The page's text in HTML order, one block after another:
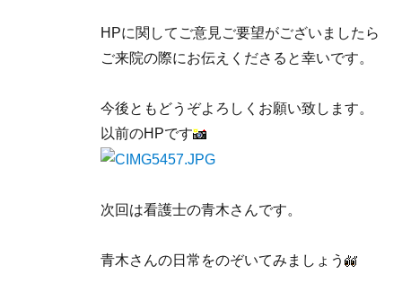
HPに関してご意見ご要望がございましたら
ご来院の際にお伝えくださると幸いです。
今後ともどうぞよろしくお願い致します。
以前のHPです
次回は看護士の青木さんです。
青木さんの日常をのぞいてみましょう